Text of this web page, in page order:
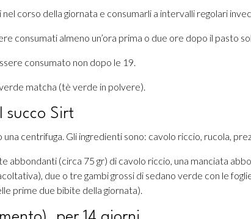
corso della giornata e consumarli a intervalli regolari
consumati almeno un’ora prima o due ore dopo il pasto
consumato non dopo le 19.
matcha (tè verde in polvere).
succo Sirt
centrifuga. Gli ingredienti sono: cavolo riccio, rucola,
abbondanti (circa 75 gr) di cavolo riccio, una manciata
due o tre gambi grossi di sedano verde con le
prime due bibite della giornata).